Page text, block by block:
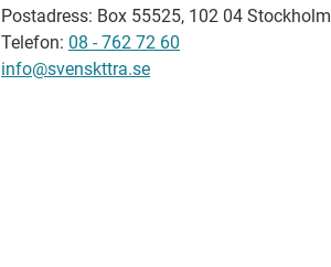
Postadress: Box 55525, 102 04 Stockholm
Telefon: 08 - 762 72 60
info@svenskttra.se